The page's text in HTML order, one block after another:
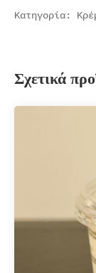
Κατηγορία:
Σχετικά